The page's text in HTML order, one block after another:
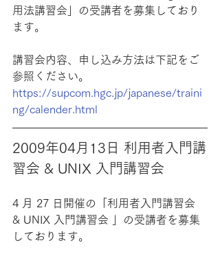
用法講習会」の受講者を募集しており
ます。
講習会内容、申し込み方法は下記をご
参照ください。
https://supcom.hgc.jp/japanese/traini
ng/calender.html
2009年04月13日 利用者入門講
習会 & UNIX 入門講習会
4 月 27 日開催の「利用者入門講習会
& UNIX 入門講習会 」の受講者を募集
しております。